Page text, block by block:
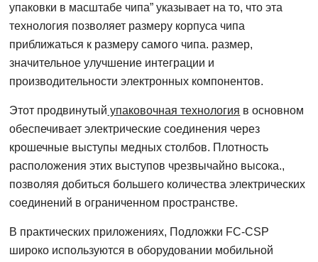
упаковки в масштабе чипа” указывает на то, что эта
технология позволяет размеру корпуса чипа
приближаться к размеру самого чипа. размер,
значительное улучшение интеграции и
производительности электронных компонентов.
Этот продвинутый упаковочная технология в основном
обеспечивает электрические соединения через
крошечные выступы медных столбов. Плотность
расположения этих выступов чрезвычайно высока.,
позволяя добиться большего количества электрических
соединений в ограниченном пространстве.
В практических приложениях, Подложки FC-CSP
широко используются в оборудовании мобильной